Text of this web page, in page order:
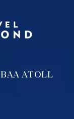
BAA ATOLL